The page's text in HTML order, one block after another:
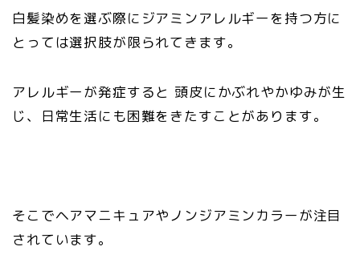
白髪染めを選ぶ際にジアミンアレルギーを持つ方に
とっては選択肢が限られてきます。
アレルギーが発症すると 頭皮にかぶれやかゆみが生
じ、日常生活にも困難をきたすことがあります。
そこでヘアマニキュアやノンジアミンカラーが注目
されています。